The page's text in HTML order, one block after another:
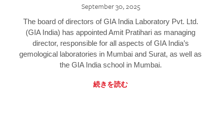
September 30, 2025
The board of directors of GIA India Laboratory Pvt. Ltd.
(GIA India) has appointed Amit Pratihari as managing
director, responsible for all aspects of GIA India’s
gemological laboratories in Mumbai and Surat, as well as
the GIA India school in Mumbai.
続きを読む